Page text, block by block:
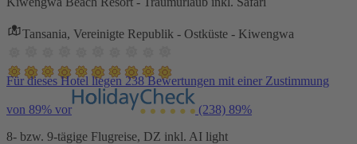
Tansania, Vereinigte Republik - Ostküste - Kiwengwa
Für dieses Hotel liegen 238 Bewertungen mit einer Zustimmung
von 89% vor (238) 89%
8- bzw. 9-tägige Flugreise, DZ inkl. AI light